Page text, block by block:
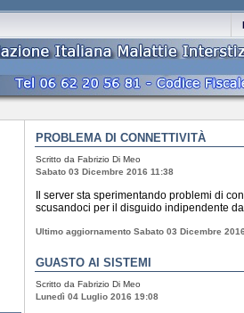
PROBLEMA DI CONNETTIVITÀ
Scritto da Fabrizio Di Meo
Sabato 03 Dicembre 2016 11:38
Il server sta sperimentando problemi di
scusandoci per il disguido indipendente
Ultimo aggiornamento Sabato 03 Dicembre
GUASTO AI SISTEMI
Scritto da Fabrizio Di Meo
Lunedì 04 Luglio 2016 19:08